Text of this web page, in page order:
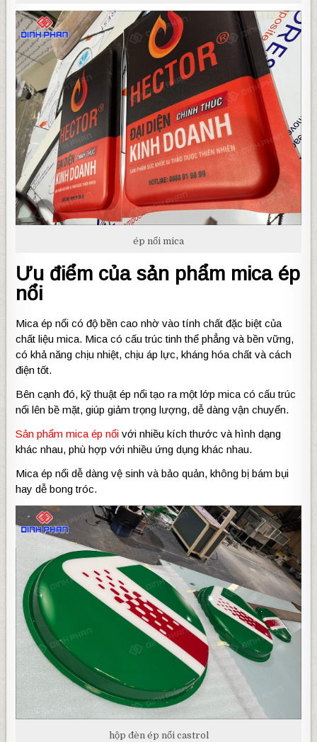
ép nổi mica
Ưu điểm của sản phẩm mica ép
nổi
Mica ép nổi có độ bền cao nhờ vào tính chất đặc biệt của
chất liệu mica. Mica có cấu trúc tinh thể phẳng và bền vững,
có khả năng chịu nhiệt, chịu áp lực, kháng hóa chất và cách
điện tốt.
Bên cạnh đó, kỹ thuật ép nổi tạo ra một lớp mica có cấu trúc
nổi lên bề mặt, giúp giảm trọng lượng, dễ dàng vận chuyển.
Sản phẩm mica ép nổi với nhiều kích thước và hình dạng
khác nhau, phù hợp với nhiều ứng dụng khác nhau.
Mica ép nổi dễ dàng vệ sinh và bảo quản, không bị bám bụi
hay dễ bong tróc.
hộp đèn ép nổi castrol